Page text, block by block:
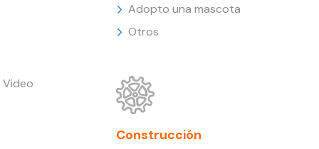
Adopto una mascota
Otros
Construcción